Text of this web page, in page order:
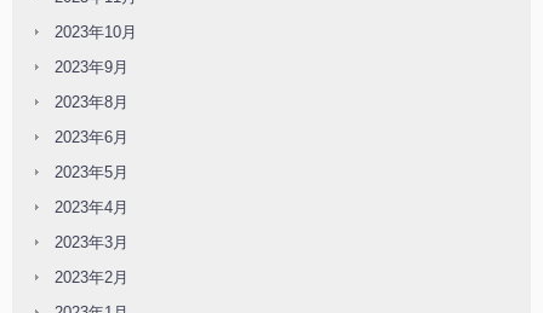
2023年10月
2023年9月
2023年8月
2023年6月
2023年5月
2023年4月
2023年3月
2023年2月